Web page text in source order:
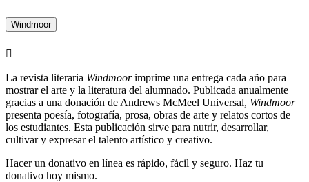
Windmoor
La revista literaria Windmoorimprime una entrega cada año para
mostrar el arte y la literatura del alumnado. Publicada anualmente
gracias a una donación de Andrews McMeel Universal, Windmoor
presenta poesía, fotografía, prosa, obras de arte y relatos cortos de
los estudiantes. Esta publicación sirve para nutrir, desarrollar,
cultivar y expresar el talento artístico y creativo.
Hacer un donativo en línea es rápido, fácil y seguro. Haz tu
donativo hoy mismo.